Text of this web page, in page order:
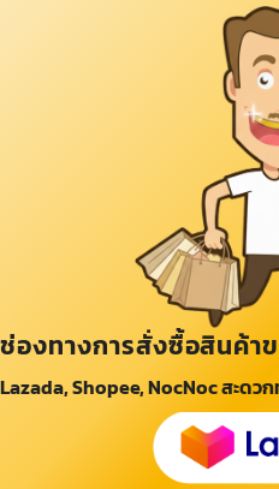
ช่องทางการสั่งซื้อสินค้าข
Lazada, Shopee, NocNoc สะดว